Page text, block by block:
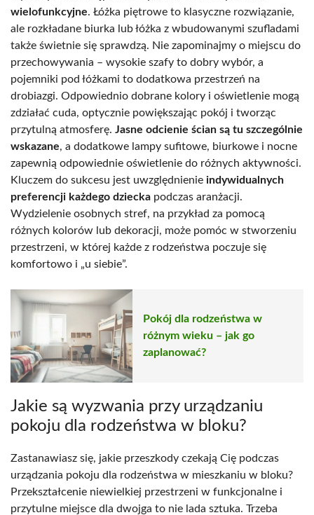
wielofunkcyjne. Łóżka piętrowe to klasyczne rozwiązanie,
ale rozkładane biurka lub łóżka z wbudowanymi szufladami
także świetnie się sprawdzą. Nie zapominajmy o miejscu do
przechowywania – wysokie szafy to dobry wybór, a
pojemniki pod łóżkami to dodatkowa przestrzeń na
drobiazgi. Odpowiednio dobrane kolory i oświetlenie mogą
zdziałać cuda, optycznie powiększając pokój i tworząc
przytulną atmosferę. Jasne odcienie ścian są tu szczególnie
wskazane, a dodatkowe lampy sufitowe, biurkowe i nocne
zapewnią odpowiednie oświetlenie do różnych aktywności.
Kluczem do sukcesu jest uwzględnienie indywidualnych
preferencji każdego dziecka podczas aranżacji.
Wydzielenie osobnych stref, na przykład za pomocą
różnych kolorów lub dekoracji, może pomóc w stworzeniu
przestrzeni, w której każde z rodzeństwa poczuje się
komfortowo i „u siebie”.
Pokój dla rodzeństwa w
różnym wieku – jak go
zaplanować?
Jakie są wyzwania przy urządzaniu
pokoju dla rodzeństwa w bloku?
Zastanawiasz się, jakie przeszkody czekają Cię podczas
urządzania pokoju dla rodzeństwa w mieszkaniu w bloku?
Przekształcenie niewielkiej przestrzeni w funkcjonalne i
przytulne miejsce dla dwojga to nie lada sztuka. Trzeba